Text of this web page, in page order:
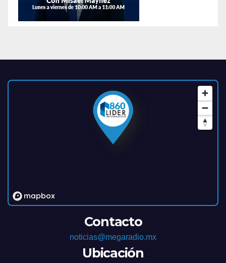
Contacto
noticias@megaradio.mx
Ubicación